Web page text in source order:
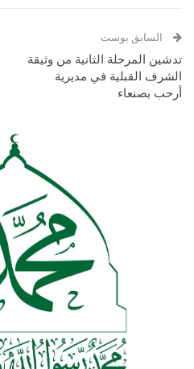
السابق بوست
تدشين المرحلة الثانية من وثيقة
الشرف القبلية في مديرية
أرحب بصنعاء